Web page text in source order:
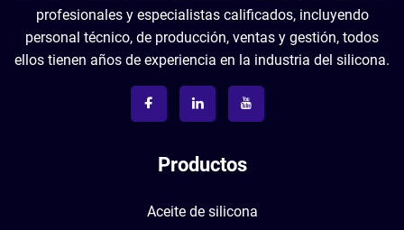
profesionales y especialistas calificados, incluyendo
personal técnico, de producción, ventas y gestión, todos
ellos tienen años de experiencia en la industria del silicona.
Productos
Aceite de silicona